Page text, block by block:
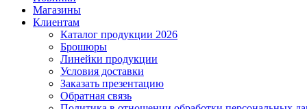
Магазины
Клиентам
Каталог продукции 2026
Брошюры
Линейки продукции
Условия доставки
Заказать презентацию
Обратная связь